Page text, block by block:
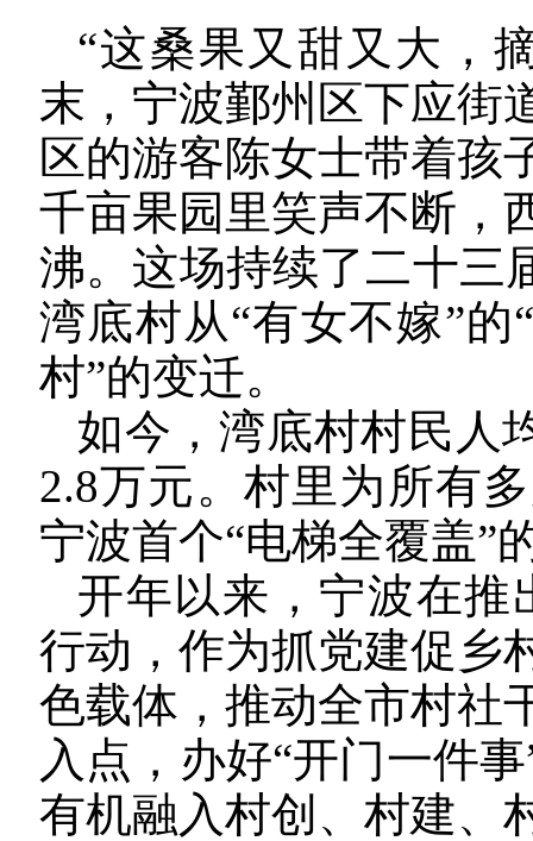
“这桑果又甜又大，
末，宁波鄞州区下应街
区的游客陈女士带着孩
千亩果园里笑声不断，
沸。这场持续了二十三
湾底村从“有女不嫁”
村”的变迁。
如今，湾底村村民人
2.8万元。村里为所有
宁波首个“电梯全覆盖”
开年以来，宁波在推
行动，作为抓党建促乡
色载体，推动全市村社
入点，办好“开门一件
有机融入村创、村建、